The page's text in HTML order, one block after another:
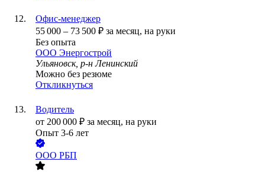
Офис-менеджер
55 000 – 73 500 ₽ за месяц, на руки
Без опыта
ООО Энергострой
Ульяновск, р-н Ленинский
Можно без резюме
Откликнуться
Водитель
от 200 000 ₽ за месяц, на руки
Опыт 3-6 лет
ООО РБП